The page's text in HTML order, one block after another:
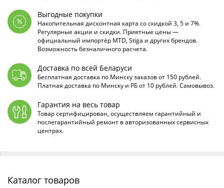
Выгодные покупки
Накопительная дисконтная карта со скидкой 3, 5 и 7%.
Регулярные акции и скидки. Приятные цены —
официальный импортёр MTD, Stiga и других брендов.
Возможность безналичного расчета.
Доставка по всей Беларуси
Бесплатная доставка по Минску заказов от 150 рублей.
Платная доставка по Минску и РБ от 10 рублей. Самовывоз.
Гарантия на весь товар
Товар сертифицирован, осуществляем гарантийный и
послегарантийный ремонт в авторизованных сервисных
центрах.
Каталог товаров